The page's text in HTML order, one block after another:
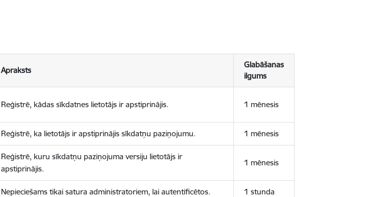
Apraksts
Glabāšanas
ilgums
Reģistrē, kādas sīkdatnes lietotājs ir apstiprinājis. 1 mēnesis
Reģistrē, ka lietotājs ir apstiprinājis sīkdatņu paziņojumu. 1 mēnesis
Reģistrē, kuru sīkdatņu paziņojuma versiju lietotājs ir
apstiprinājis.
1 mēnesis
Nepieciešams tikai satura administratoriem, lai autentificētos. 1 stunda